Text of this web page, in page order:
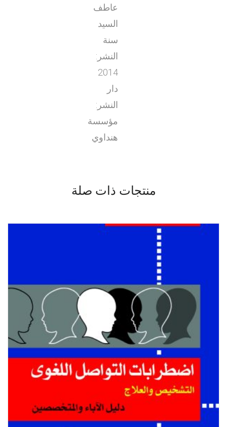
عاطف
السيد
سنة
النشر:
2014
دار
النشر:
مؤسسة
هنداوي
منتجات ذات صلة